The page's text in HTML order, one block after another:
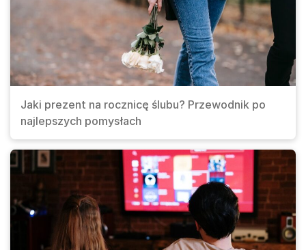
Jaki prezent na rocznicę ślubu? Przewodnik po
najlepszych pomysłach